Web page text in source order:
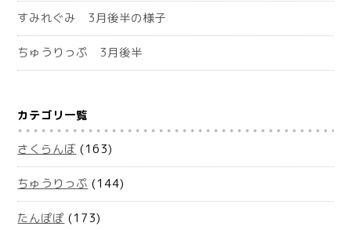
すみれぐみ 3月後半の様子
ちゅうりっぷ 3月後半
カテゴリ一覧
さくらんぼ (163)
ちゅうりっぷ (144)
たんぽぽ (173)